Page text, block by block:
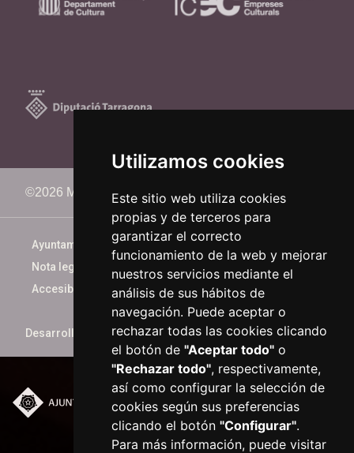
Utilizamos cookies
Este sitio web utiliza cookies
propias y de terceros para
garantizar el correcto
funcionamiento de la web y mejorar
nuestros servicios mediante el
análisis de sus hábitos de
navegación. Puede aceptar o
rechazar todas las cookies clicando
el botón de "Aceptar todo"o
"Rechazar todo", respectivamente,
así como configurar la selección de
cookies según sus preferencias
clicando el botón "Configurar".
Para más información, puede visitar
©2026 Memorimage Festival
Ayuntamiento de Reus
Nota legal
Accesibilidad
Desarrollado porxarop.com
Plaça del Mercadal ·
43201 Reus
977 010 010